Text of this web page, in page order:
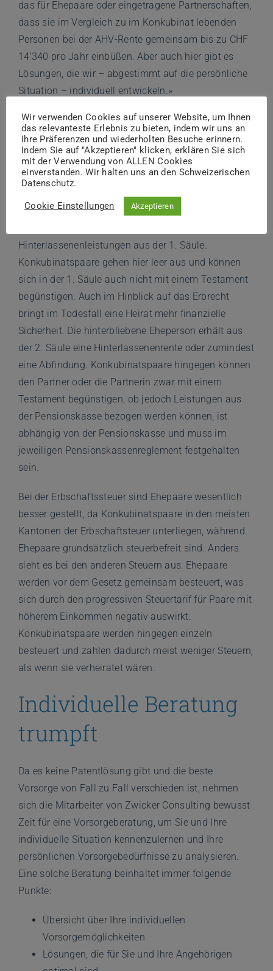
das für Ehepaare oder eingetragene Partnerschaften,
dass sie im Vergleich zu im Konkubinat lebenden
Personen bei der AHV-Rente gemeinsam bis zu CHF
14‘340 pro Jahr einbüßen. Aber auch hier gibt es
Lösungen, die wir – abgestimmt auf die persönliche
Situation – individuell entwickeln.»
Klare Steuer-
Unterschiede
der AHV hingegen, wenn eine Person stirbt. Die
Hinterlassenenleistungen aus der 1. Säule.
Konkubinatspaare gehen hier leer aus und können
sich in der 1. Säule auch nicht mit einem Testament
begünstigen. Auch im Hinblick auf das Erbrecht
bringt im Todesfall eine Heirat mehr finanzielle
Sicherheit. Die hinterbliebene Eheperson erhält aus
der 2. Säule eine Hinterlassenenrente oder zumindest
eine Abfindung. Konkubinatspaare hingegen können
den Partner oder die Partnerin zwar mit einem
Testament begünstigen, ob jedoch Leistungen aus
der Pensionskasse bezogen werden können, ist
abhängig von der Pensionskasse und muss im
jeweiligen Pensionskassenreglement festgehalten
sein.
Bei der Erbschaftssteuer sind Ehepaare wesentlich
besser gestellt, da Konkubinatspaare in den meisten
Kantonen der Erbschaftsteuer unterliegen, während
Ehepaare grundsätzlich steuerbefreit sind. Anders
sieht es bei den anderen Steuern aus: Ehepaare
werden vor dem Gesetz gemeinsam besteuert, was
sich durch den progressiven Steuertarif für Paare mit
höherem Einkommen negativ auswirkt.
Konkubinatspaare werden hingegen einzeln
besteuert und zahlen dadurch meist weniger Steuern,
als wenn sie verheiratet wären.
Individuelle Beratung
trumpft
Da es keine Patentlösung gibt und die beste
Vorsorge von Fall zu Fall verschieden ist, nehmen
sich die Mitarbeiter von Zwicker Consulting bewusst
Zeit für eine Vorsorgeberatung, um Sie und Ihre
individuelle Situation kennenzulernen und Ihre
persönlichen Vorsorgebedürfnisse zu analysieren.
Eine solche Beratung beinhaltet immer folgende
Punkte:
Übersicht über Ihre individuellen
Vorsorgemöglichkeiten
Lösungen, die für Sie und Ihre Angehörigen
Wir verwenden Cookies auf unserer Website, um Ihnen
das relevanteste Erlebnis zu bieten, indem wir uns an
Ihre Präferenzen und wiederholten Besuche erinnern.
Indem Sie auf "Akzeptieren" klicken, erklären Sie sich
mit der Verwendung von ALLEN Cookies
einverstanden. Wir halten uns an den Schweizerischen
Datenschutz.
Cookie Einstellungen Akzeptieren